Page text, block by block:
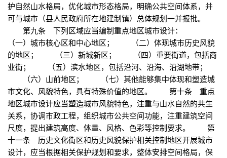
护自然山水格局，优化城市形态格局，明确公共空间体系，并
可与城市（县人民政府所在地建制镇）总体规划一并报批。
第九条 下列区域应当编制重点地区城市设计：
（一）城市核心区和中心地区； （二）体现城市历史风貌
的地区； （三）新城新区； （四）重要街道，包括商
业街； （五）滨水地区，包括沿河、沿海、沿湖地带；
（六）山前地区； （七）其他能够集中体现和塑造城
市文化、风貌特色，具有特殊价值的地区。 第十条 重点
地区城市设计应当塑造城市风貌特色，注重与山水自然的共生
关系，协调市政工程，组织城市公共空间功能，注重建筑空间
尺度，提出建筑高度、体量、风格、色彩等控制要求。 第
十一条 历史文化街区和历史风貌保护相关控制地区开展城市
设计，应当根据相关保护规划和要求，整体安排空间格局，保